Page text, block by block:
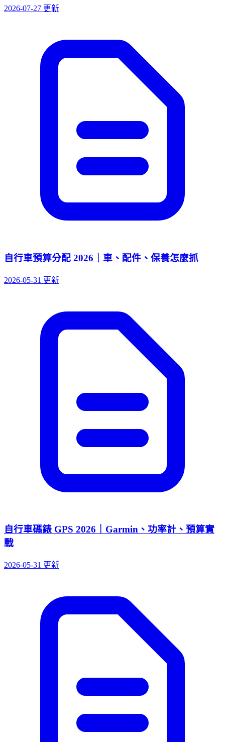
2026-07-27 更新
自行車預算分配 2026｜車、配件、保養怎麼抓
2026-05-31 更新
自行車碼錶 GPS 2026｜Garmin、功率計、預算實
戰
2026-05-31 更新